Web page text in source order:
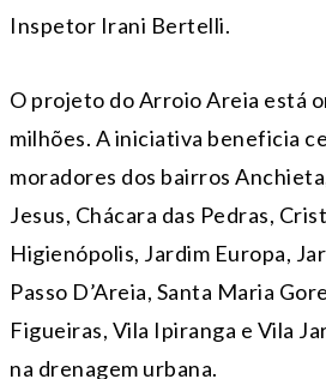
Inspetor Irani Bertelli.
O projeto do Arroio Areia está
milhões. A iniciativa beneficia
moradores dos bairros
Jesus, Chácara das Pedras,
Higienópolis, Jardim Europa,
Passo D’Areia, Santa Maria
Figueiras, Vila Ipiranga e Vila
na drenagem urbana.